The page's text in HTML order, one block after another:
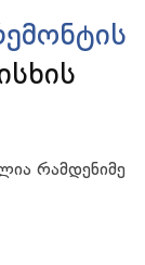
რამდენიმე